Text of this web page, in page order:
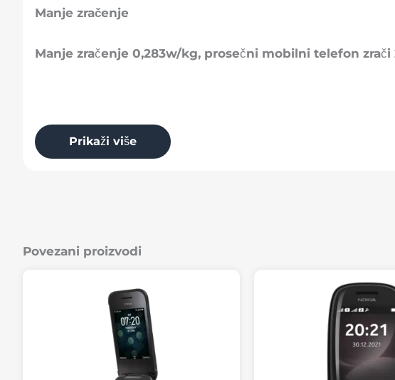
Manje zračenje
Manje zračenje 0,283w/kg, prosečni mobilni telefon
Prikaži više
Povezani proizvodi